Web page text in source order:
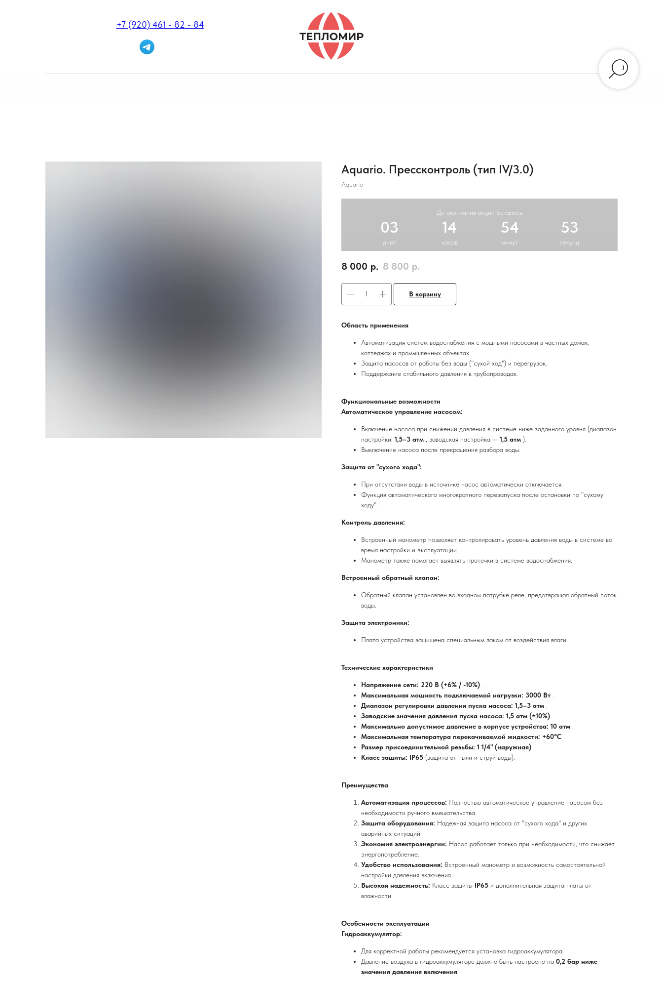
+7 (920) 461 - 82 - 84
Aquario. Прессконтроль (тип IV/3.0)
Aquario
До окончания акции осталось
03
дней
14
часов
54
минут
52
секунд
8 000 р. 8 800 р.
В корзину
Область применения
Автоматизация систем водоснабжения с мощными насосами в частных домах,
коттеджах и промышленных объектах.
Защита насосов от работы без воды ("сухой ход") и перегрузок.
Поддержание стабильного давления в трубопроводах.
Функциональные возможности
Автоматическое управление насосом:
Включение насоса при снижении давления в системе ниже заданного уровня (диапазон
настройки: 1,5–3 атм , заводская настройка — 1,5 атм ).
Выключение насоса после прекращения разбора воды.
Защита от "сухого хода":
При отсутствии воды в источнике насос автоматически отключается.
Функция автоматического многократного перезапуска после остановки по "сухому
ходу".
Контроль давления:
Встроенный манометр позволяет контролировать уровень давления воды в системе во
время настройки и эксплуатации.
Манометр также помогает выявлять протечки в системе водоснабжения.
Встроенный обратный клапан:
Обратный клапан установлен во входном патрубке реле, предотвращая обратный поток
воды.
Защита электроники:
Плата устройства защищена специальным лаком от воздействия влаги.
Технические характеристики
Напряжение сети: 220 В (+6% / -10%)
Максимальная мощность подключаемой нагрузки: 3000 Вт
Диапазон регулировки давления пуска насоса: 1,5–3 атм
Заводские значения давления пуска насоса: 1,5 атм (±10%)
Максимально допустимое давление в корпусе устройства: 10 атм
Максимальная температура перекачиваемой жидкости: +60°C
Размер присоединительной резьбы: 1 1/4" (наружная)
Класс защиты: IP65 (защита от пыли и струй воды).
Преимущества
Автоматизация процессов: Полностью автоматическое управление насосом без
необходимости ручного вмешательства.
Защита оборудования: Надежная защита насоса от "сухого хода" и других
аварийных ситуаций.
Экономия электроэнергии: Насос работает только при необходимости, что снижает
энергопотребление.
Удобство использования: Встроенный манометр и возможность самостоятельной
настройки давления включения.
Высокая надежность: Класс защиты IP65 и дополнительная защита платы от
влажности.
Особенности эксплуатации
Гидроаккумулятор:
Для корректной работы рекомендуется установка гидроаккумулятора.
Давление воздуха в гидроаккумуляторе должно быть настроено на 0,2 бар ниже
значения давления включения